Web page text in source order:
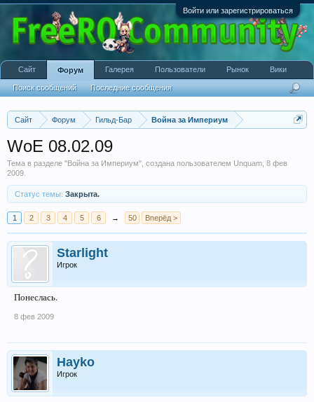
Войти или зарегистрироваться
Сайт Форум Гильд-Бар Война за Империум
WoE 08.02.09
Тема в разделе "Война за Империум", создана пользователем Unquam 8 фев
2009
Статус темы: Закрыта.
1 2 3 4 5 6 → 50 Вперёд >
Starlight
Игрок
Понеслась.
8 фев 2009
Hayko
Игрок
Сайт Форум
Поиск сообщений Последние сообщения
Галерея Пользователи Рынок Вики